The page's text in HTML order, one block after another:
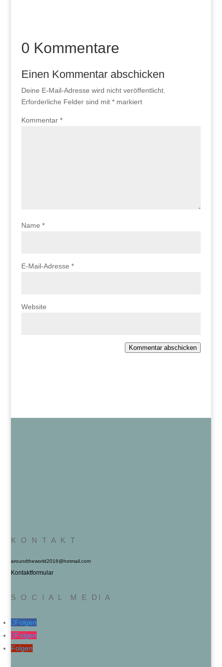
0 Kommentare
Einen Kommentar abschicken
Deine E-Mail-Adresse wird nicht veröffentlicht.
Erforderliche Felder sind mit *markiert
Kommentar *
Name *
E-Mail-Adresse *
Website
Kommentar abschicken
K O N T A K T
aroundtheworld2016@hotmail.com
Kontaktformular
S O C I A L M E DI A
Folgen
Folgen
Folgen